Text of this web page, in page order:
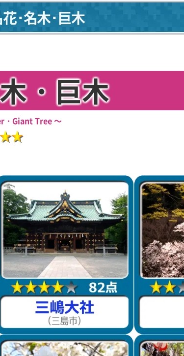
･名木･巨木
・巨木
・Giant Tree